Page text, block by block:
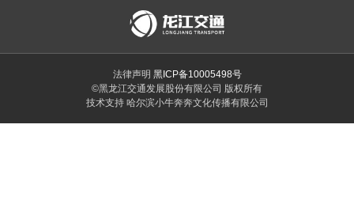
法律声明 黑ICP备10005498号
©黑龙江交通发展股份有限公司 版权所有
技术支持 哈尔滨小牛奔奔文化传播有限公司